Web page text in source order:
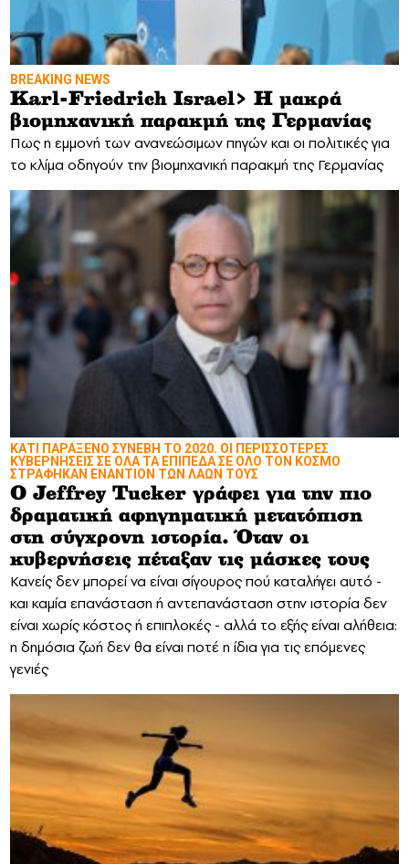
BREAKING NEWS
Karl-Friedrich Israel> Η μακρά
βιομηχανική παρακμή της Γερμανίας
Πως η εμμονή των ανανεώσιμων πηγών και οι πολιτικές για
το κλίμα οδηγούν την βιομηχανική παρακμή της Γερμανίας
ΚΑΤΙ ΠΑΡΑΞΕΝΟ ΣΥΝΕΒΗ ΤΟ 2020. ΟΙ ΠΕΡΙΣΣΟΤΕΡΕΣ
ΚΥΒΕΡΝΗΣΕΙΣ ΣΕ ΟΛΑ ΤΑ ΕΠΙΠΕΔΑ ΣΕ ΟΛΟ ΤΟΝ ΚΟΣΜΟ
ΣΤΡΑΦΗΚΑΝ ΕΝΑΝΤΙΟΝ ΤΩΝ ΛΑΩΝ ΤΟΥΣ
Ο Jeffrey Tucker γράφει για την πιο
δραματική αφηγηματική μετατόπιση
στη σύγχρονη ιστορία. Όταν οι
κυβερνήσεις πέταξαν τις μάσκες τους
Κανείς δεν μπορεί να είναι σίγουρος πού καταλήγει αυτό -
και καμία επανάσταση ή αντεπανάσταση στην ιστορία δεν
είναι χωρίς κόστος ή επιπλοκές - αλλά το εξής είναι αλήθεια:
η δημόσια ζωή δεν θα είναι ποτέ η ίδια για τις επόμενες
γενιές